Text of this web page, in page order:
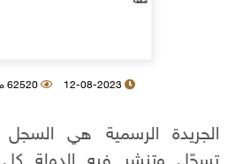
12-08-2023 62520 مشاهدة
الجريدة الرسمية هي السجل